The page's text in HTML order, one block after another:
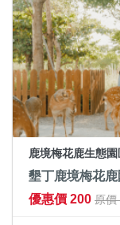
鹿境梅花鹿生態園
墾丁鹿境梅花
優惠價 200 原價